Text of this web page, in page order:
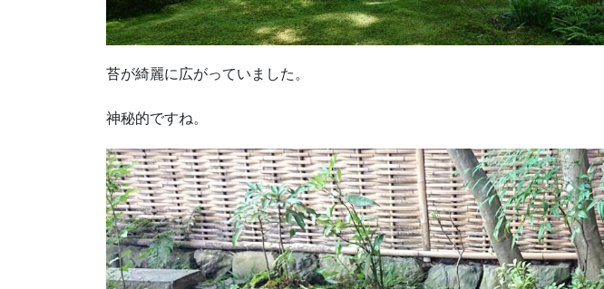
苔が綺麗に広がっていました。
神秘的ですね。